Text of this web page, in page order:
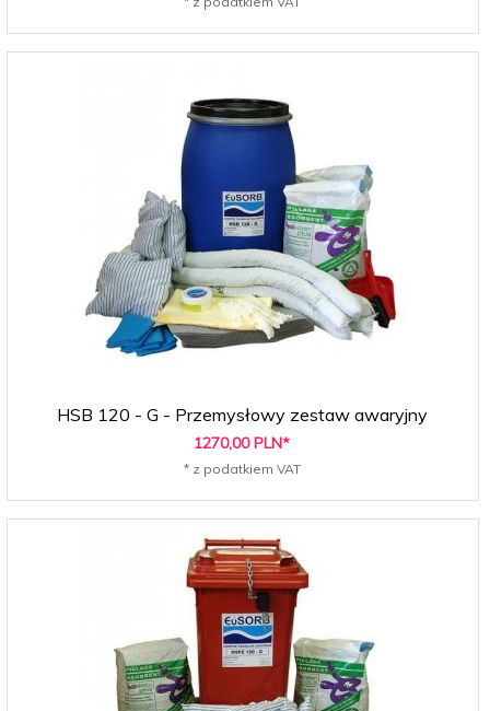
HSB 120 - G - Przemysłowy zestaw awaryjny
1270,00 PLN*
* z podatkiem VAT